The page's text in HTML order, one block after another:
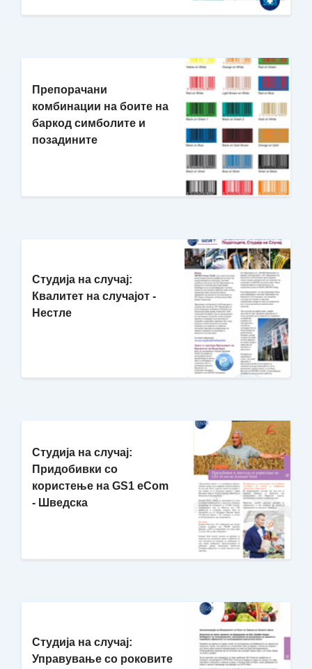
Препорачани
комбинации на боите на
баркод симболите и
позадините
Студија на случај:
Квалитет на случајот -
Нестле
Студија на случај:
Придобивки со
користење на GS1 eCom
- Шведска
Студија на случај:
Управување со роковите